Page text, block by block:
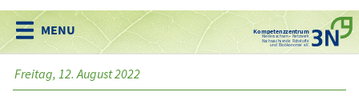
Kompetenzzentrum
Niedersachsen • Netzwerk
Nachwachsende Rohstoffe
und Bioökonomie e.V.
Freitag, 12. August 2022